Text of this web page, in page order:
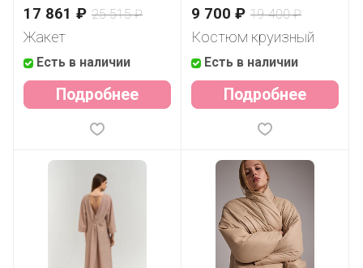
17 861 ₽ 25 515 ₽
Жакет
Есть в наличии
Подробнее
9 700 ₽ 19 400 ₽
Костюм круизный
Есть в наличии
Подробнее